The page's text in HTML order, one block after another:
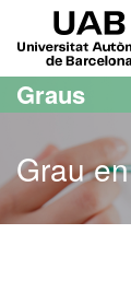
Ves al contingut
Ves a la navegació
Graus
Grau